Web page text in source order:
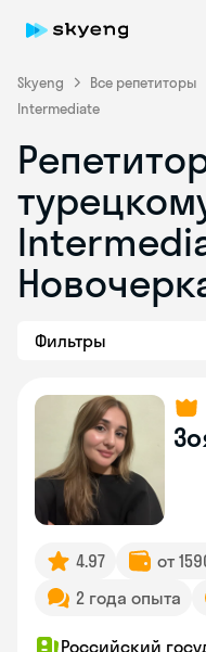
Skyeng Все репетиторы
Intermediate
Фильтры
4.97
от
2 года опыта
Российский
Skyeng Chat